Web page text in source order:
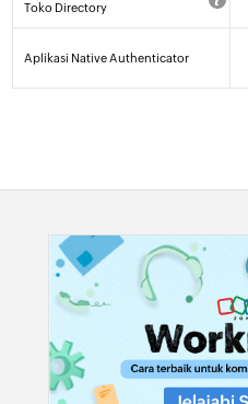
Toko Directory
Aplikasi Native Authenticator